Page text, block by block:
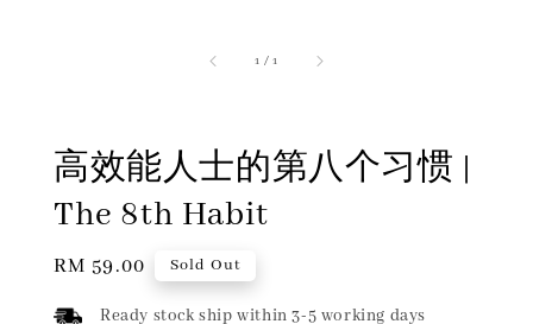
1 /1
高效能人士的第八个习惯 |
The 8th Habit
Regular
RM 59.00 Sold Out
Ready stock ship within 3-5 working days